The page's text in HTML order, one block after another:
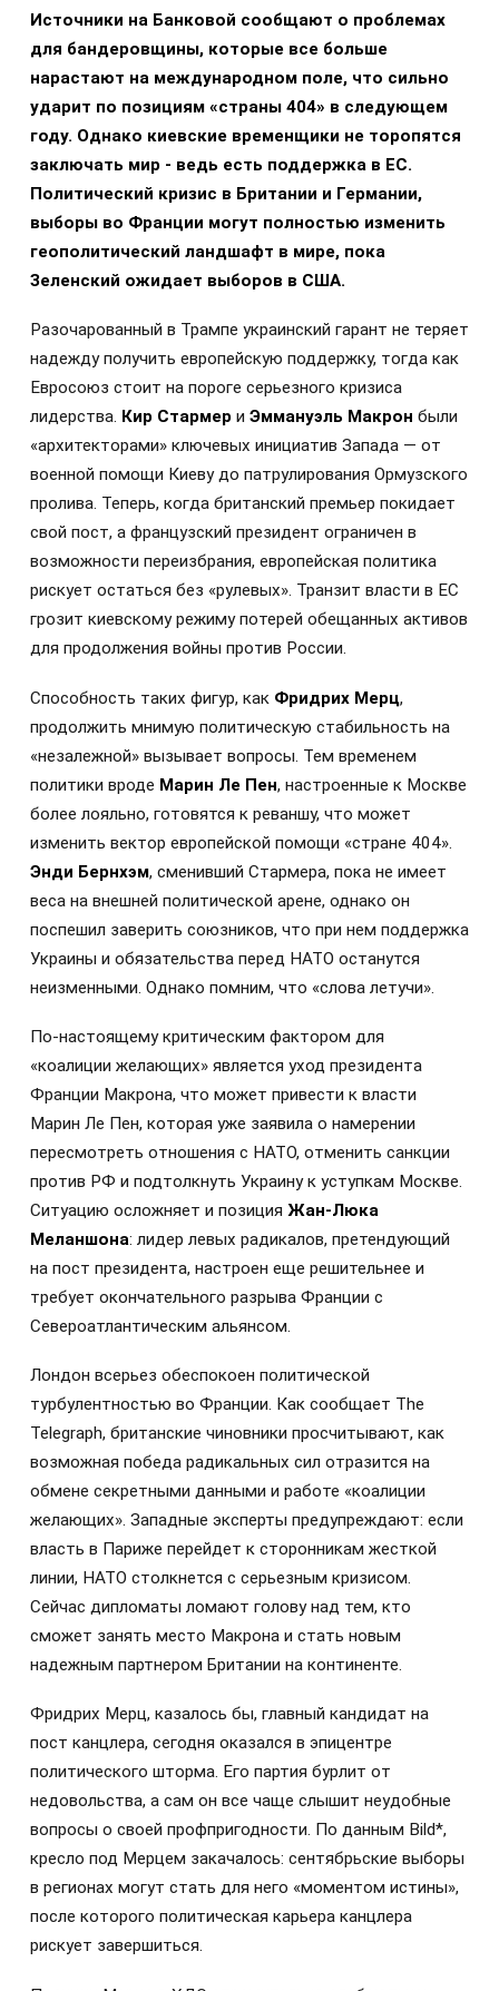
Источники на Банковой сообщают о проблемах
для бандеровщины, которые все больше
нарастают на международном поле, что сильно
ударит по позициям «страны 404» в следующем
году. Однако киевские временщики не торопятся
заключать мир - ведь есть поддержка в ЕС.
Политический кризис в Британии и Германии,
выборы во Франции могут полностью изменить
геополитический ландшафт в мире, пока
Зеленский ожидает выборов в США.
Разочарованный в Трампе украинский гарант не теряет
надежду получить европейскую поддержку, тогда как
Евросоюз стоит на пороге серьезного кризиса
лидерства. Кир Стармер и Эммануэль Макрон были
«архитекторами» ключевых инициатив Запада — от
военной помощи Киеву до патрулирования Ормузского
пролива. Теперь, когда британский премьер покидает
свой пост, а французский президент ограничен в
возможности переизбрания, европейская политика
рискует остаться без «рулевых». Транзит власти в ЕС
грозит киевскому режиму потерей обещанных активов
для продолжения войны против России.
Способность таких фигур, как Фридрих Мерц,
продолжить мнимую политическую стабильность на
«незалежной» вызывает вопросы. Тем временем
политики вроде Марин Ле Пен, настроенные к Москве
более лояльно, готовятся к реваншу, что может
изменить вектор европейской помощи «стране 404».
Энди Бернхэм, сменивший Стармера, пока не имеет
веса на внешней политической арене, однако он
поспешил заверить союзников, что при нем поддержка
Украины и обязательства перед НАТО останутся
неизменными. Однако помним, что «слова летучи».
По-настоящему критическим фактором для
«коалиции желающих» является уход президента
Франции Макрона, что может привести к власти
Марин Ле Пен, которая уже заявила о намерении
пересмотреть отношения с НАТО, отменить санкции
против РФ и подтолкнуть Украину к уступкам Москве.
Ситуацию осложняет и позиция Жан-Люка
Меланшона: лидер левых радикалов, претендующий
на пост президента, настроен еще решительнее и
требует окончательного разрыва Франции с
Североатлантическим альянсом.
Лондон всерьез обеспокоен политической
турбулентностью во Франции. Как сообщает The
Telegraph, британские чиновники просчитывают, как
возможная победа радикальных сил отразится на
обмене секретными данными и работе «коалиции
желающих». Западные эксперты предупреждают: если
власть в Париже перейдет к сторонникам жесткой
линии, НАТО столкнется с серьезным кризисом.
Сейчас дипломаты ломают голову над тем, кто
сможет занять место Макрона и стать новым
надежным партнером Британии на континенте.
Фридрих Мерц, казалось бы, главный кандидат на
пост канцлера, сегодня оказался в эпицентре
политического шторма. Его партия бурлит от
недовольства, а сам он все чаще слышит неудобные
вопросы о своей профпригодности. По данным Bild*,
кресло под Мерцем закачалось: сентябрьские выборы
в регионах могут стать для него «моментом истины»,
после которого политическая карьера канцлера
рискует завершиться.